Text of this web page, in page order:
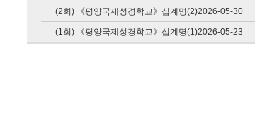
(2회) 《평양국제성경학교》십계명(2)2026-05-30
(1회) 《평양국제성경학교》십계명(1)2026-05-23